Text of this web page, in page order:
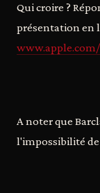
Qui croire ?
présentation en
A noter que
l'impossibilité